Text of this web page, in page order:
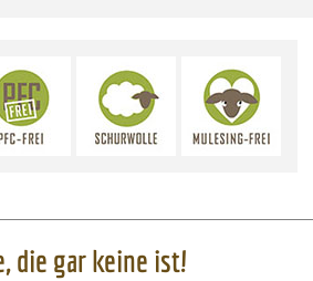
die gar keine ist!